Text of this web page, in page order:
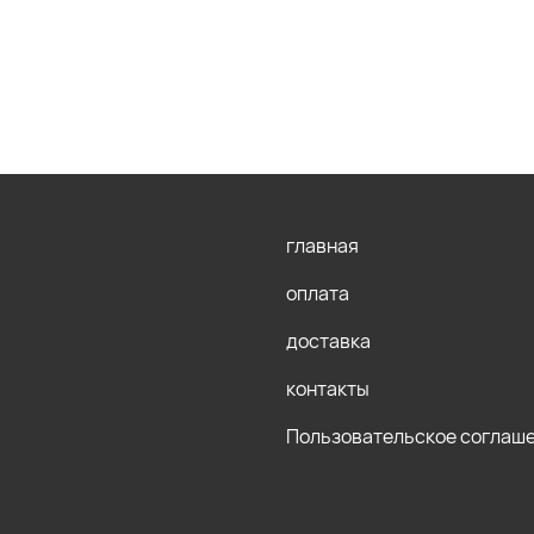
главная
оплата
доставка
контакты
Пользовательское